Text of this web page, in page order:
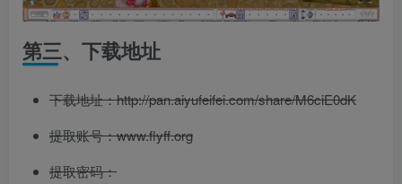
第三、下载地址
下载地址：http://pan.aiyufeifei.com/share/M6ciE0dK
提取账号：www.flyff.org
提取密码：